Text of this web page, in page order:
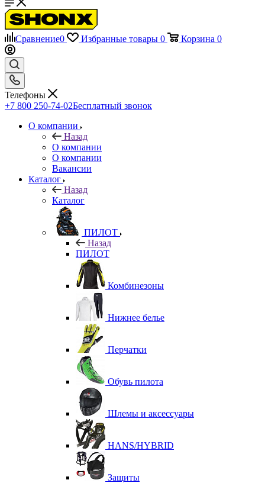
Сравнение0 Избранные товары 0 Корзина 0
Телефоны
+7 800 250-74-02Бесплатный звонок
О компании
Назад
О компании
О компании
Вакансии
Каталог
Назад
Каталог
ПИЛОТ
Назад
ПИЛОТ
Комбинезоны
Нижнее белье
Перчатки
Обувь пилота
Шлемы и аксессуары
HANS/HYBRID
Защиты